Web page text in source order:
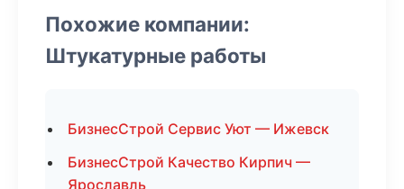
Похожие компании:
Штукатурные работы
БизнесСтрой Сервис Уют — Ижевск
БизнесСтрой Качество Кирпич —
Ярославль